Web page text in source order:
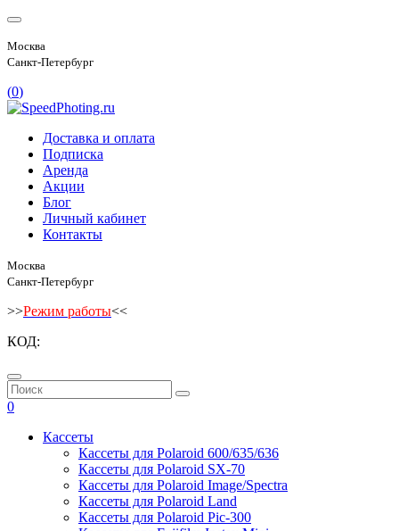
Москва
Санкт-Петербург
(0)
Доставка и оплата
Подписка
Аренда
Акции
Блог
Личный кабинет
Контакты
Москва
Санкт-Петербург
>>Режим работы<<
КОД:
0
Кассеты
Кассеты для Polaroid 600/635/636
Кассеты для Polaroid SX-70
Кассеты для Polaroid Image/Spectra
Кассеты для Polaroid Land
Кассеты для Polaroid Pic-300